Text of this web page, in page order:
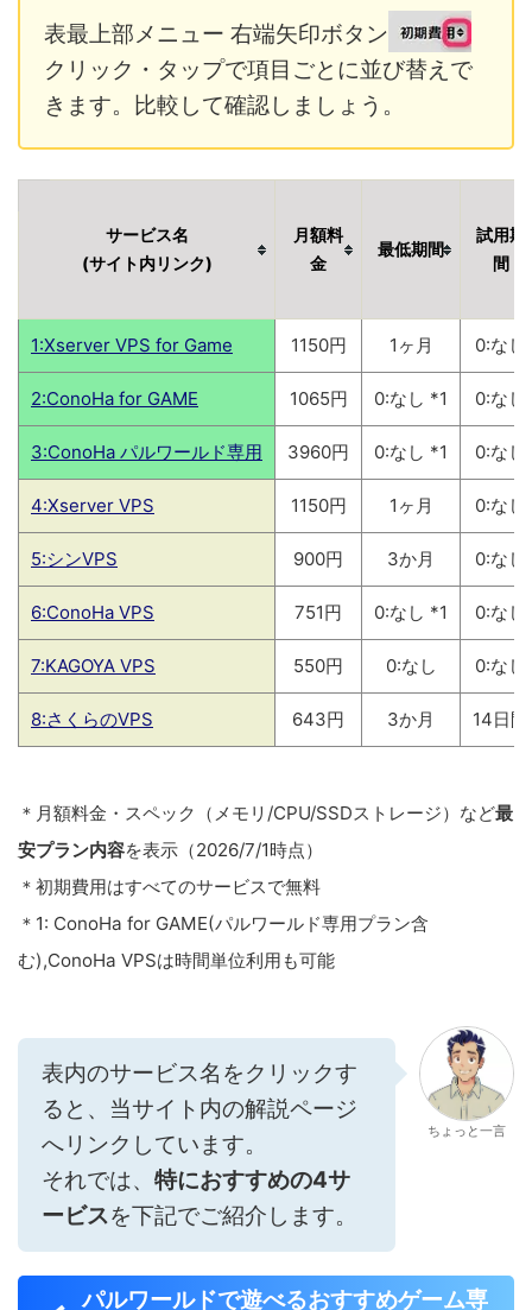
表最上部メニュー 右端矢印ボタン
クリック・タップで項目ごとに並び替えで
きます。比較して確認しましょう。
サービス名
(サイト内リンク)
月額料
金
最低期間
試用期
間
1:Xserver VPS for Game 1150円 1ヶ月 0:なし
2:ConoHa for GAME 1065円 0:なし *1 0:なし
3:ConoHa パルワールド専用 3960円 0:なし *1 0:なし
4:Xserver VPS 1150円 1ヶ月 0:なし
5:シンVPS 900円 3か月 0:なし
6:ConoHa VPS 751円 0:なし *1 0:なし
7:KAGOYA VPS 550円 0:なし 0:なし
8:さくらのVPS 643円 3か月 14日間
＊ 月額料金・スペック（メモリ/CPU/SSDストレージ）など最
安プラン内容を表示（2026/7/1時点）
＊初期費用はすべてのサービスで無料
＊1: ConoHa for GAME(パルワールド専用プラン含
む),ConoHa VPSは時間単位利用も可能
表内のサービス名をクリックす
ると、当サイト内の解説ページ
へリンクしています。
それでは、 特におすすめの4サ
ービスを下記でご紹介します。
ちょっと一言
パルワールドで遊べるおすすめゲーム専